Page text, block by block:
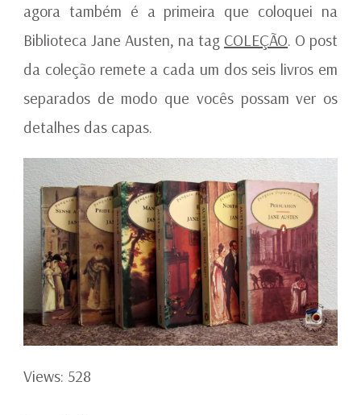
agora também é a primeira que coloquei na
Biblioteca Jane Austen, na tag COLEÇÃO. O post
da coleção remete a cada um dos seis livros em
separados de modo que vocês possam ver os
detalhes das capas.
Views: 528